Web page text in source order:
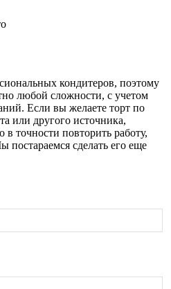
кондитеров, поэтому
любой сложности, с учетом
Если вы желаете торт по
или другого источника,
точности повторить работу,
постараемся сделать его еще